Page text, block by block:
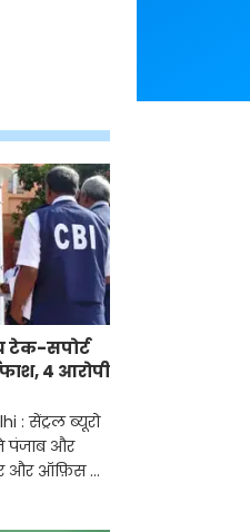
टेक-सपोर्ट
4 आरोपी
: सेंट्रल ब्यूरो
पंजाब और
और ऑफ़िस के
टेक-